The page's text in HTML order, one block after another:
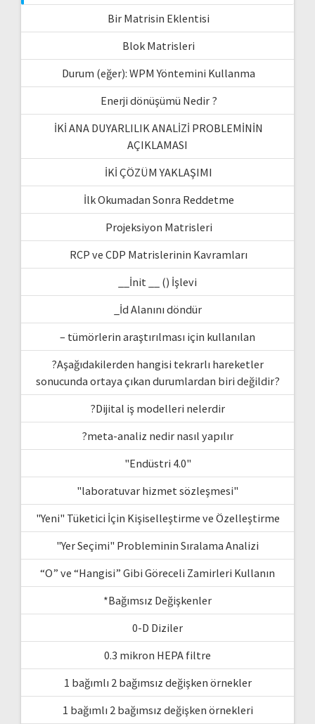
Bir Matrisin Eklentisi
Blok Matrisleri
Durum (eğer): WPM Yöntemini Kullanma
Enerji dönüşümü Nedir ?
İKİ ANA DUYARLILIK ANALİZİ PROBLEMİNİN
AÇIKLAMASI
İKİ ÇÖZÜM YAKLAŞIMI
İlk Okumadan Sonra Reddetme
Projeksiyon Matrisleri
RCP ve CDP Matrislerinin Kavramları
__İnit __ () İşlevi
_İd Alanını döndür
– tümörlerin araştırılması için kullanılan
?Aşağıdakilerden hangisi tekrarlı hareketler
sonucunda ortaya çıkan durumlardan biri değildir?
?Dijital iş modelleri nelerdir
?meta-analiz nedir nasıl yapılır
"Endüstri 4.0"
"laboratuvar hizmet sözleşmesi"
"Yeni" Tüketici İçin Kişiselleştirme ve Özelleştirme
"Yer Seçimi" Probleminin Sıralama Analizi
“O” ve “Hangisi” Gibi Göreceli Zamirleri Kullanın
*Bağımsız Değişkenler
0-D Diziler
0.3 mikron HEPA filtre
1 bağımlı 2 bağımsız değişken örnekler
1 bağımlı 2 bağımsız değişken örnekleri